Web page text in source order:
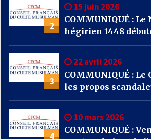
par la prière et la
aux incendies qui
pays.
2
15 juin 2026
COMMUNIQUÉ : Le
hégirien 1448 débute Mardi 16 juin
2026
3
22 avril 2026
COMMUNIQUÉ : Le
les propos
RN Julien Odoul.
4
10 mars 2026
COMMUNIQUÉ :